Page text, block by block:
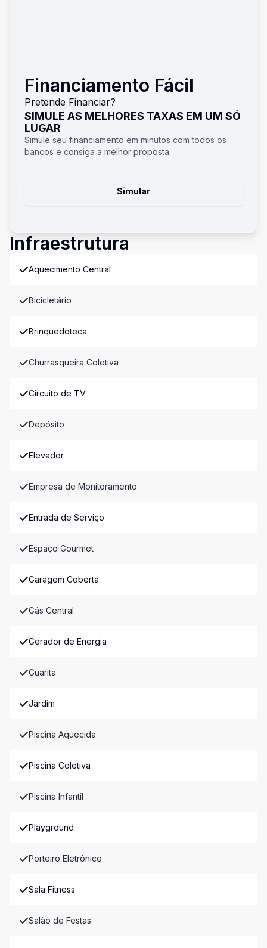
Financiamento Fácil
Pretende Financiar?
SIMULE AS MELHORES TAXAS EM UM SÓ
LUGAR
Simule seu financiamento em minutos com todos os
bancos e consiga a melhor proposta.
Simular
Infraestrutura
Aquecimento Central
Bicicletário
Brinquedoteca
Churrasqueira Coletiva
Circuito de TV
Depósito
Elevador
Empresa de Monitoramento
Entrada de Serviço
Espaço Gourmet
Garagem Coberta
Gás Central
Gerador de Energia
Guarita
Jardim
Piscina Aquecida
Piscina Coletiva
Piscina Infantil
Playground
Porteiro Eletrônico
Sala Fitness
Salão de Festas